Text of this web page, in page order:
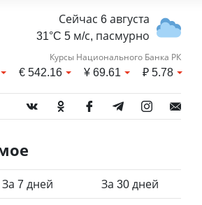
Сейчас 6 августа
31°C 5 м/с, пасмурно
Курсы Национального Банка РК
€542.16 ¥69.61 ₽5.78
За 7 дней За 30 дней